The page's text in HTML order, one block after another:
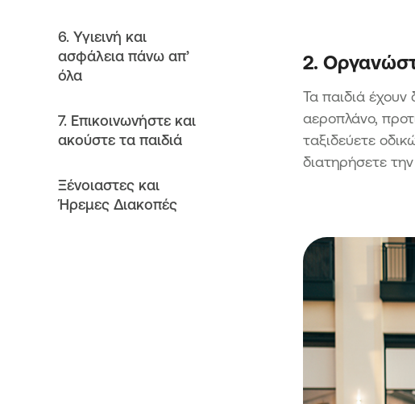
6. Υγιεινή και
ασφάλεια πάνω απ’
όλα
7. Επικοινωνήστε και
ακούστε τα παιδιά
Ξένοιαστες και
Ήρεμες Διακοπές
2.
Τα παιδιά έχουν
αεροπλάνο,
ταξιδεύετε
διατηρήσετε